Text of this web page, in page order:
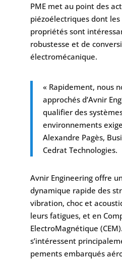
PME met au point des
piézoélectriques dont les
propriétés sont
robustesse et de
électromécanique.
« Rapidement, nous
approchés d’Avnir
qualifier des
environnements
Alexandre Pagès,
Cedrat Technologies.
Avnir Engineering offre
dynamique rapide des
vibration, choc et
leurs fatigues, et en
ElectroMagnétique
s’intéressent
pements embarqués